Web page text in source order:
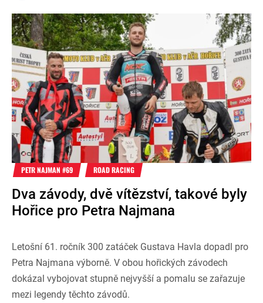
PETR NAJMAN #69 ROAD RACING
Dva závody, dvě vítězství, takové byly
Hořice pro Petra Najmana
Letošní 61. ročník 300 zatáček Gustava Havla dopadl pro
Petra Najmana výborně. V obou hořických závodech
dokázal vybojovat stupně nejvyšší a pomalu se zařazuje
mezi legendy těchto závodů.